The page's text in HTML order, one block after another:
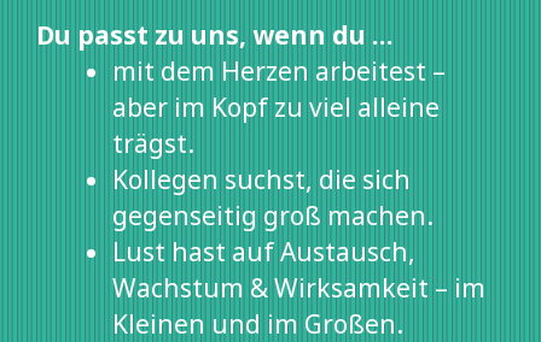
Du passt zu uns, wenn du …
mit dem Herzen arbeitest –
aber im Kopf zu viel alleine
trägst.
Kollegen suchst, die sich
gegenseitig groß machen.
Lust hast auf Austausch,
Wachstum & Wirksamkeit – im
Kleinen und im Großen.